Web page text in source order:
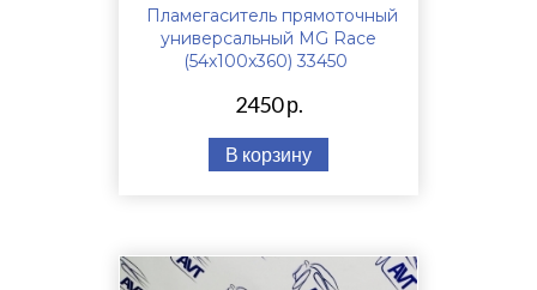
Пламегаситель прямоточный
универсальный MG Race
(54x100x360) 33450
2450 р.
В корзину